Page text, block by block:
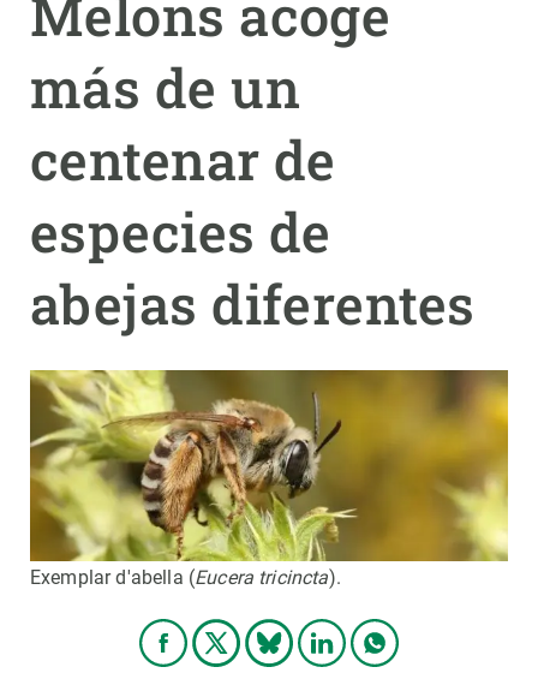
Melons acoge
más de un
centenar de
especies de
abejas diferentes
Exemplar d'abella (Eucera tricincta).
NOTICIAS Y AGENDA